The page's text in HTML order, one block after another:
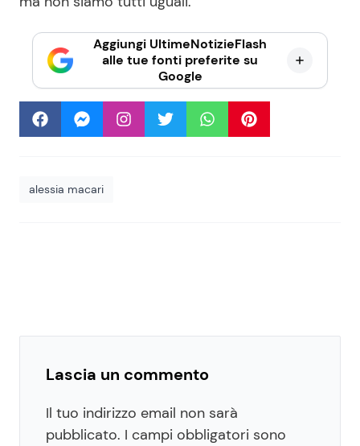
Aggiungi UltimeNotizieFlash
alle tue fonti preferite su
Google
alessia macari
Lascia un commento
Il tuo indirizzo email non sarà
pubblicato. I campi obbligatori sono